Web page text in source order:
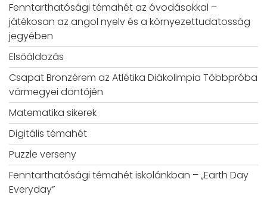
Fenntarthatósági témahét az óvodásokkal –
játékosan az angol nyelv és a környezettudatosság
jegyében
Elsőáldozás
Csapat Bronzérem az Atlétika Diákolimpia Többpróba
vármegyei döntőjén
Matematika sikerek
Digitális témahét
Puzzle verseny
Fenntarthatósági témahét iskolánkban – „Earth Day
Everyday”